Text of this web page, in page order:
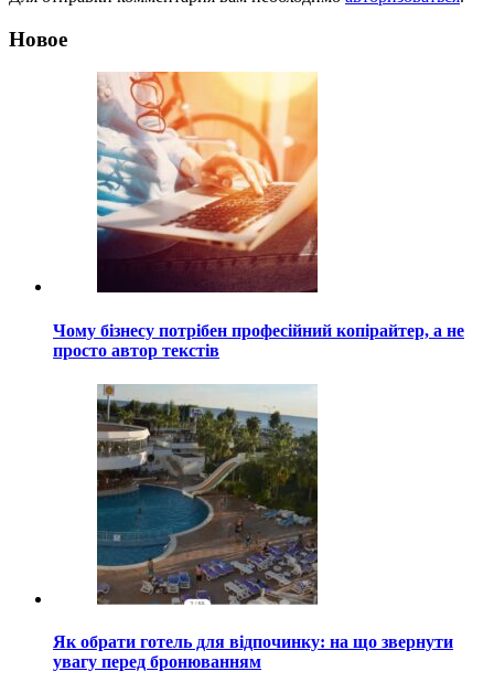
Новое
Чому бізнесу потрібен професійний копірайтер, а не
просто автор текстів
Як обрати готель для відпочинку: на що звернути
увагу перед бронюванням